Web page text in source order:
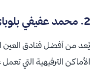
2. محمد عفيفي بلوباي أسيا
يُعد من أفضل فنادق العين
الأماكن الترفيهية التي